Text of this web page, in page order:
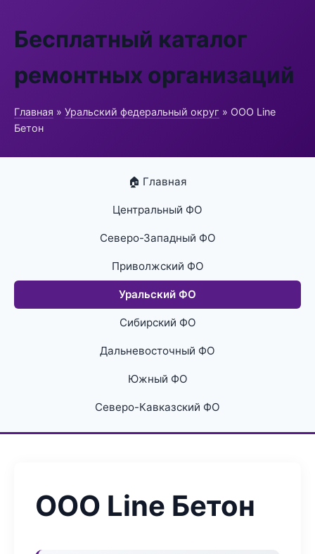
Бесплатный каталог
ремонтных организаций
Главная » Уральский федеральный округ » ООО Line
Бетон
🏠 Главная
Центральный ФО
Северо-Западный ФО
Приволжский ФО
Уральский ФО
Сибирский ФО
Дальневосточный ФО
Южный ФО
Северо-Кавказский ФО
ООО Line Бетон